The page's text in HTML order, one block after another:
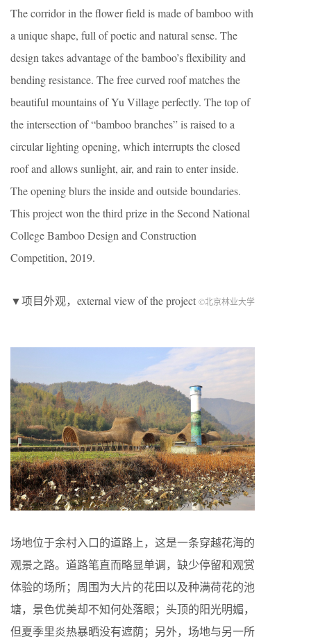
The corridor in the flower field is made of bamboo with
a unique shape, full of poetic and natural sense. The
design takes advantage of the bamboo’s flexibility and
bending resistance. The free curved roof matches the
beautiful mountains of Yu Village perfectly. The top of
the intersection of “bamboo branches” is raised to a
circular lighting opening, which interrupts the closed
roof and allows sunlight, air, and rain to enter inside.
The opening blurs the inside and outside boundaries.
This project won the third prize in the Second National
College Bamboo Design and Construction
Competition, 2019.
▼项目外观，external view of the project ©北京林业大学
场地位于余村入口的道路上，这是一条穿越花海的
观景之路。道路笔直而略显单调，缺少停留和观赏
体验的场所；周围为大片的花田以及种满荷花的池
塘，景色优美却不知何处落眼；头顶的阳光明媚，
但夏季里炎热暴晒没有遮荫；另外，场地与另一所